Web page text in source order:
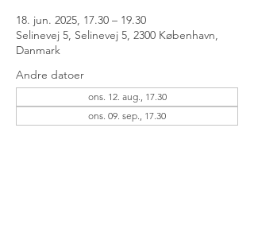
18. jun. 2025, 17.30 – 19.30
Selinevej 5, Selinevej 5, 2300 København,
Danmark
Andre datoer
ons. 12. aug., 17.30
ons. 09. sep., 17.30